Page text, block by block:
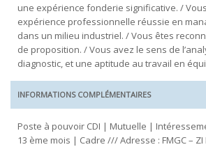
une expérience fonderie significative. /
expérience professionnelle réussie en
dans un milieu industriel. / Vous êtes
de proposition. / Vous avez le sens de
diagnostic, et une aptitude au travail en
INFORMATIONS COMPLÉMENTAIRES
Poste à pouvoir CDI | Mutuelle |
13 ème mois | Cadre /// Adresse : FMGC –